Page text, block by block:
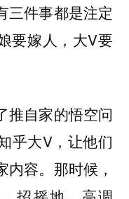
三件事都是注定
要嫁人，大V要
推自家的悟空问
乎大V，让他们
容。那时候，